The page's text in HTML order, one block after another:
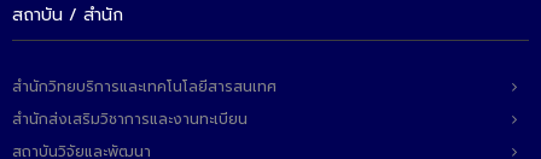
สถาบัน / สำนัก
สำนักวิทยบริการและเทคโนโลยีสารสนเทศ
สำนักส่งเสริมวิชาการและงานทะเบียน
สถาบันวิจัยและพัฒนา